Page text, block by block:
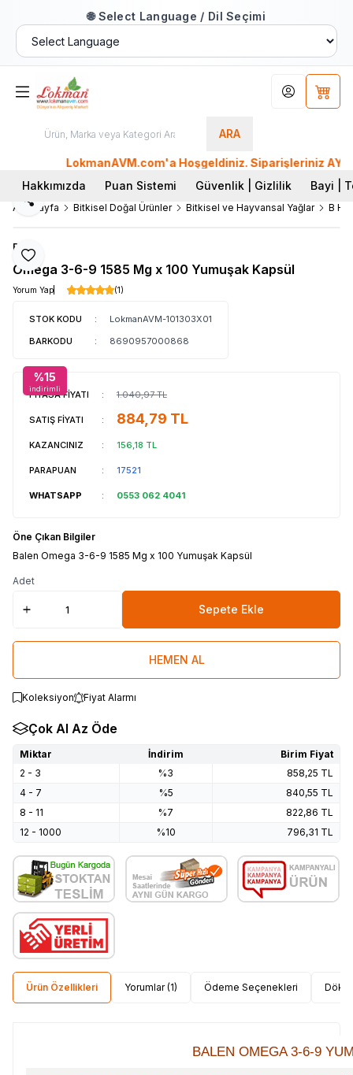
🌐 Select Language / Dil Seçimi
ARA
Hesabım
LokmanAVM.com'a Hoşgeldiniz. Siparişleriniz AYNI
Hakkımızda
Puan Sistemi Güvenlik | Gizlilik Bayi |
Ana Sayfa Bitkisel Doğal Ürünler Bitkisel ve Hayvansal Yağlar B
Favoriye Ekle
Paylaş
Balen
Omega 3-6-9 1585 Mg x 100 Yumuşak Kapsül
Yorum Yap (1)
STOK KODU :
LokmanAVM-101303X01
BARKODU
: 8690957000868
%15
indirimli
PİYASA FİYATI : 1.040,97TL
SATIŞ FİYATI : 884,79 TL
KAZANCINIZ : 156,18 TL
PARAPUAN : 17521
WHATSAPP : 0553 062 4041
Öne Çıkan Bilgiler
Balen Omega 3-6-9 1585 Mg x 100 Yumuşak Kapsül
Adet
Sepete Ekle
HEMEN AL
Koleksiyon Fiyat Alarmı
Çok Al Az Öde
Miktar İndirim
Birim Fiyat
2 - 3
%3 858,25 TL
4 - 7
%5 840,55 TL
8 - 11
%7 822,86 TL
12 - 1000
%10 796,31 TL
Ürün Özellikleri Yorumlar (1) Ödeme Seçenekleri
BALEN OMEGA 3-6-9